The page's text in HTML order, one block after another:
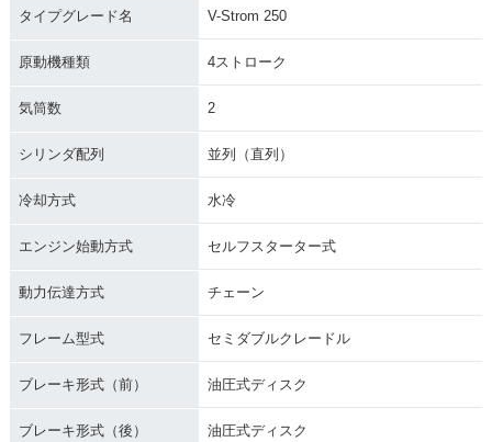
0 ABS・カラーチェ
0・カラーチェンジ
2019年 V-Strom 25
ジ
2017年 V-Strom 25
タイプグレード名 V-Strom 250
原動機種類 4ストローク
気筒数 2
シリンダ配列 並列（直列）
冷却方式 水冷
エンジン始動方式 セルフスターター式
動力伝達方式 チェーン
フレーム型式 セミダブルクレードル
ブレーキ形式（前） 油圧式ディスク
ブレーキ形式（後） 油圧式ディスク